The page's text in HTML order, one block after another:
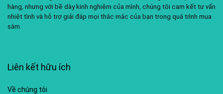
hàng, nhưng với bề dày kinh nghiệm của mình, chúng tôi cam kết tư vấn
nhiệt tình và hỗ trợ giải đáp mọi thắc mắc của bạn trong quá trình mua
sắm.
Liên kết hữu ích
Về chúng tôi